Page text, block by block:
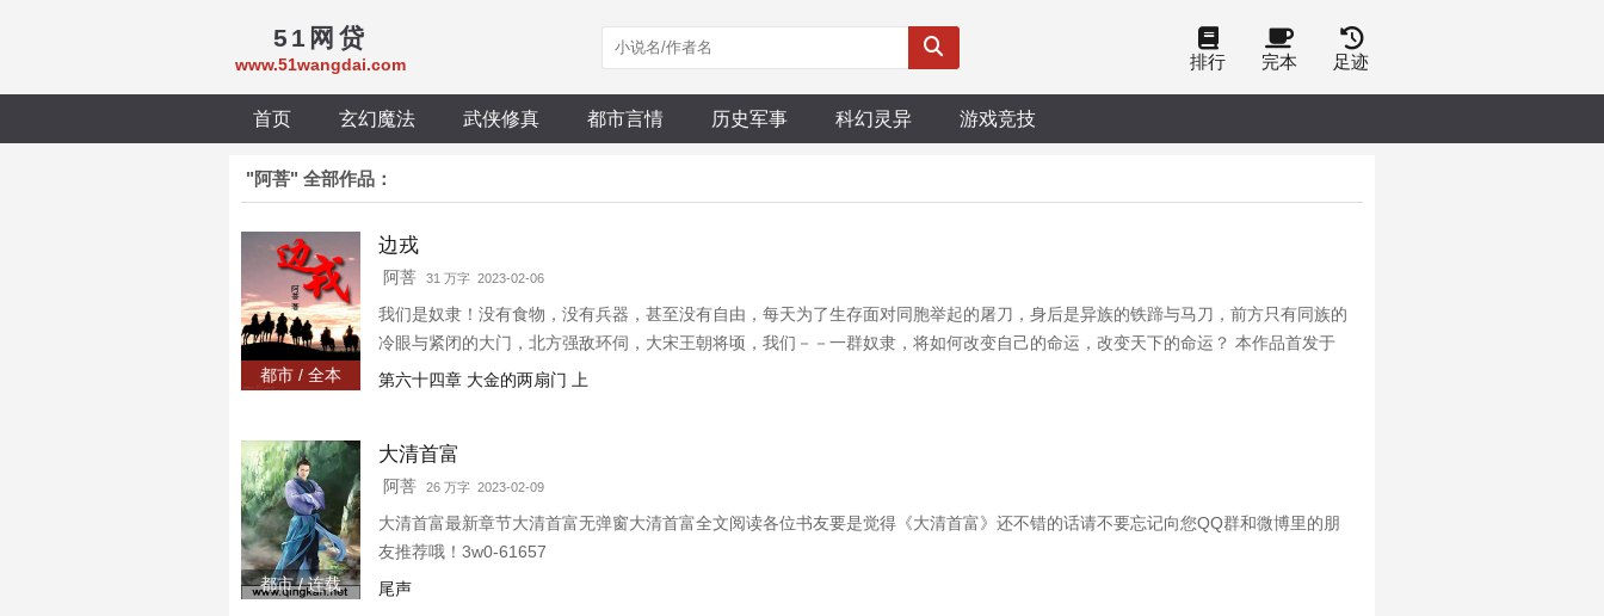
51网贷
www.51wangdai.com 排行 完本 足迹
首页 玄幻魔法 武侠修真 都市言情 历史军事 科幻灵异 游戏竞技
"阿菩" 全部作品：
都市 / 全本
边戎
阿菩 31 万字 2023-02-06
我们是奴隶！没有食物，没有兵器，甚至没有自由，每天为了生存面对同胞举起的屠刀，身后是异族的铁蹄与马刀，前方只有同族的
冷眼与紧闭的大门，北方强敌环伺，大宋王朝将顷，我们－－一群奴隶，将如何改变自己的命运，改变天下的命运？ 本作品首发于
17K文学网。————————————————新书《东海屠》地址：http://lishi.17k.com/book/31727.html请大家帮忙点击收藏投
第六十四章 大金的两扇门 上
都市 / 连载
大清首富
阿菩 26 万字 2023-02-09
大清首富最新章节大清首富无弹窗大清首富全文阅读各位书友要是觉得《大清首富》还不错的话请不要忘记向您QQ群和微博里的朋
友推荐哦！3w0-61657
尾声